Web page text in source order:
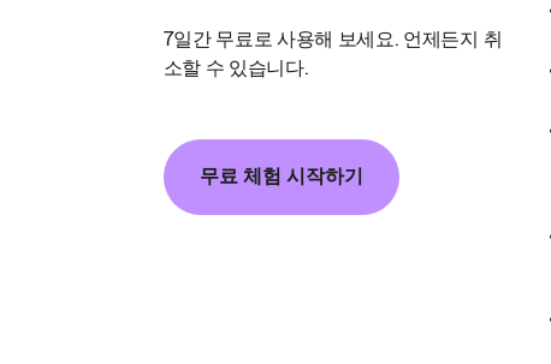
7일간 무료로 사용해 보세요. 언제든지 취
소할 수 있습니다.
무료 체험 시작하기